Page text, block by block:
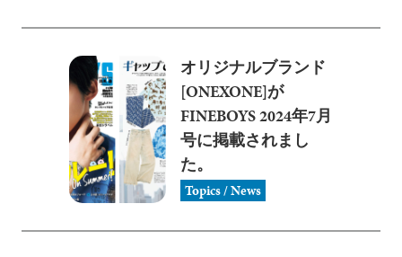
オリジナルブランド
[ONEXONE]が
FINEBOYS 2024年7月
号に掲載されまし
た。
Topics / News